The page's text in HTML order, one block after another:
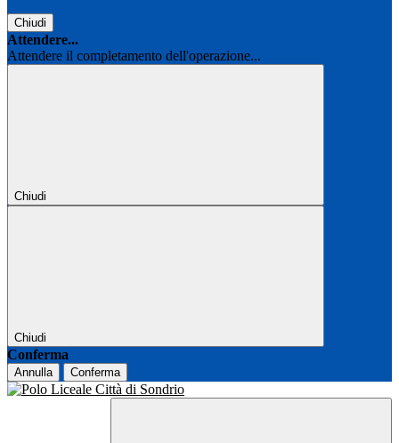
Chiudi
Attendere...
Attendere il completamento dell'operazione...
Chiudi
Chiudi
Conferma
Annulla Conferma